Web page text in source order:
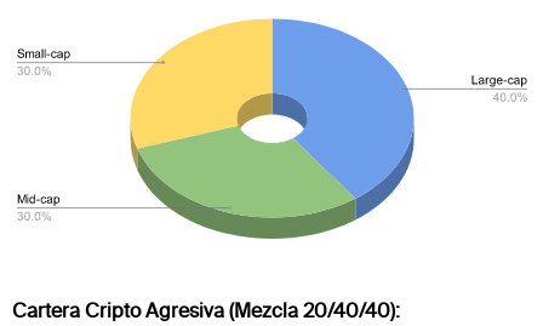
Cartera Cripto Agresiva (Mezcla 20/40/40):